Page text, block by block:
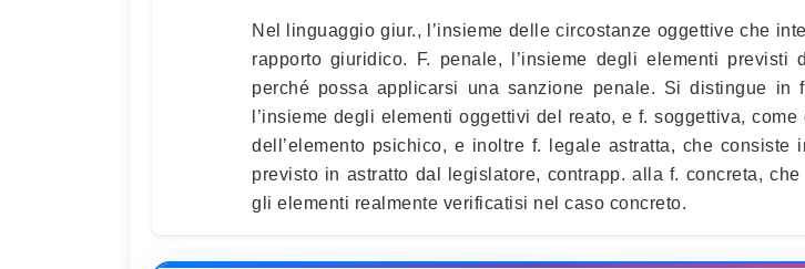
Nel linguaggio giur., l’insieme delle circostanze oggettive che
rapporto giuridico. F. penale, l’insieme degli elementi previsti
perché possa applicarsi una sanzione penale. Si distingue in
l’insieme degli elementi oggettivi del reato, e f. soggettiva, come
dell’elemento psichico, e inoltre f. legale astratta, che consiste
previsto in astratto dal legislatore, contrapp. alla f. concreta, che
gli elementi realmente verificatisi nel caso concreto.